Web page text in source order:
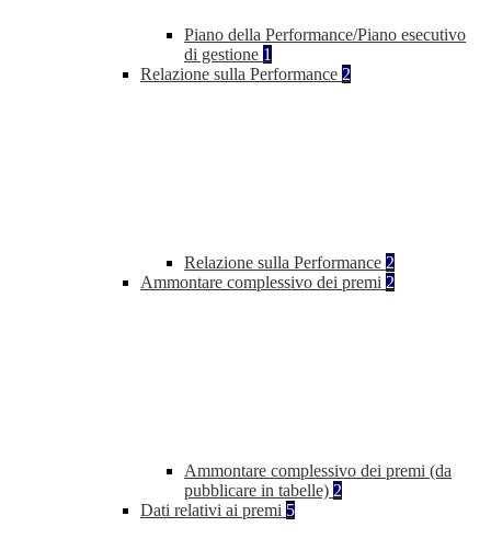
Piano della Performance/Piano esecutivo
di gestione 1
Relazione sulla Performance 2
Relazione sulla Performance 2
Ammontare complessivo dei premi 2
Ammontare complessivo dei premi (da
pubblicare in tabelle) 2
Dati relativi ai premi 5